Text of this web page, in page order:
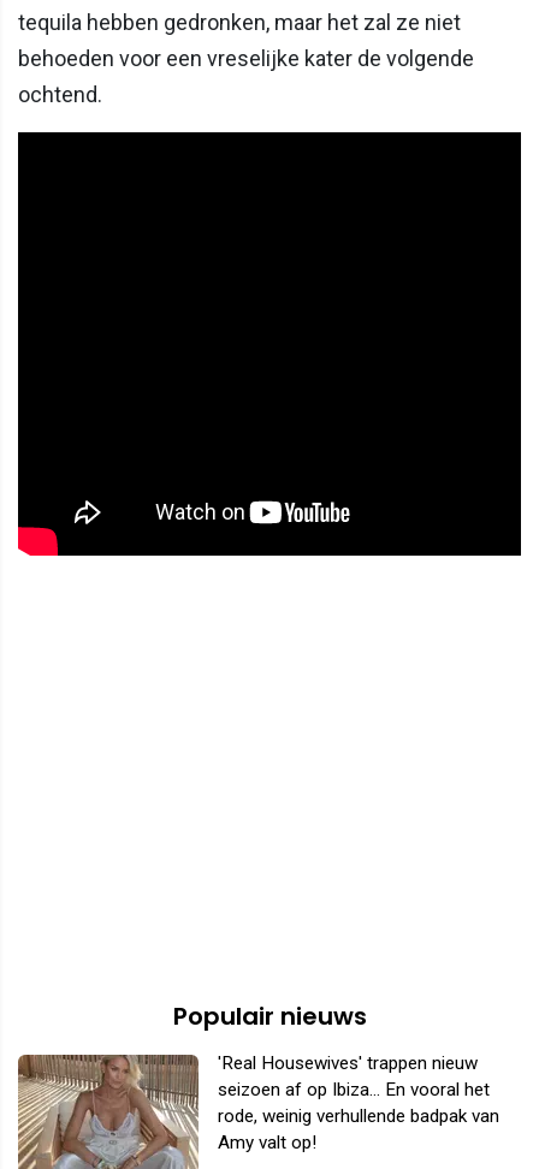
tequila hebben gedronken, maar het zal ze niet
behoeden voor een vreselijke kater de volgende
ochtend.
Populair nieuws
'Real Housewives' trappen nieuw
seizoen af op Ibiza... En vooral het
rode, weinig verhullende badpak van
Amy valt op!